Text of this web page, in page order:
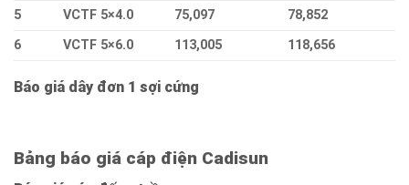
5
VCTF 5×4.0 75,097
78,852
6
VCTF 5×6.0 113,005 118,656
Báo giá dây đơn 1 sợi cứng
Bảng báo giá cáp điện Cadisun